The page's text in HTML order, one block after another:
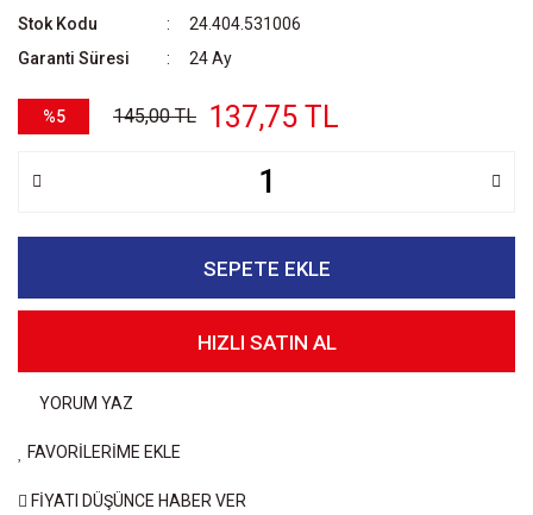
Stok Kodu
24.404.531006
Garanti Süresi
24 Ay
%5 145,00 TL 137,75 TL
SEPETE EKLE
HIZLI SATIN AL
YORUM YAZ
FAVORİLERİME EKLE
FİYATI DÜŞÜNCE HABER VER